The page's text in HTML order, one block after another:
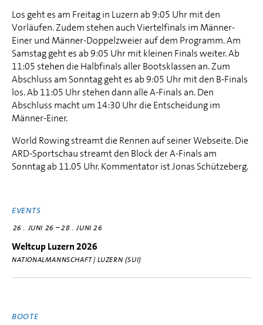
Los geht es am Freitag in Luzern ab 9:05 Uhr mit den
Vorläufen. Zudem stehen auch Viertelfinals im Männer-
Einer und Männer-Doppelzweier auf dem Programm. Am
Samstag geht es ab 9:05 Uhr mit kleinen Finals weiter. Ab
11:05 stehen die Halbfinals aller Bootsklassen an. Zum
Abschluss am Sonntag geht es ab 9:05 Uhr mit den B-Finals
los. Ab 11:05 Uhr stehen dann alle A-Finals an. Den
Abschluss macht um 14:30 Uhr die Entscheidung im
Männer-Einer.
World Rowing streamt die Rennen auf seiner Webseite. Die
ARD-Sportschau streamt den Block der A-Finals am
Sonntag ab 11.05 Uhr. Kommentator ist Jonas Schützeberg.
EVENTS
26 JUNI 26 –28 JUNI 26
Weltcup Luzern 2026
NATIONALMANNSCHAFT | LUZERN (SUI)
BOOTE